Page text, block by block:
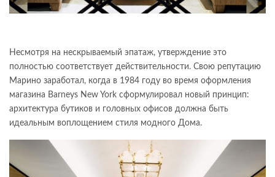
Несмотря на нескрываемый эпатаж, утверждение это
полностью соответствует действительности. Свою репутацию
Марино заработал, когда в 1984 году во время оформления
магазина Barneys New York сформулировал новый принцип:
архитектура бутиков и головных офисов должна быть
идеальным воплощением стиля модного Дома.